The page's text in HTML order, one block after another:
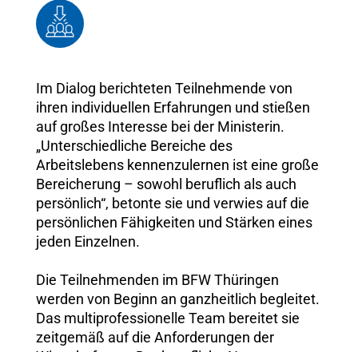
Im Dialog berichteten Teilnehmende von
ihren individuellen Erfahrungen und stießen
auf großes Interesse bei der Ministerin.
„Unterschiedliche Bereiche des
Arbeitslebens kennenzulernen ist eine große
Bereicherung – sowohl beruflich als auch
persönlich“, betonte sie und verwies auf die
persönlichen Fähigkeiten und Stärken eines
jeden Einzelnen.
Die Teilnehmenden im BFW Thüringen
werden von Beginn an ganzheitlich begleitet.
Das multiprofessionelle Team bereitet sie
zeitgemäß auf die Anforderungen der